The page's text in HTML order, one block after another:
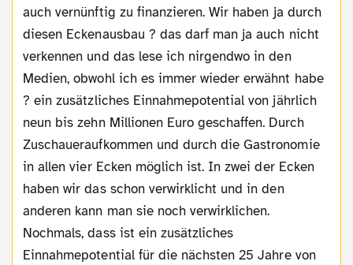
auch vernünftig zu finanzieren. Wir haben ja durch
diesen Eckenausbau ? das darf man ja auch nicht
verkennen und das lese ich nirgendwo in den
Medien, obwohl ich es immer wieder erwähnt habe
? ein zusätzliches Einnahmepotential von jährlich
neun bis zehn Millionen Euro geschaffen. Durch
Zuschaueraufkommen und durch die Gastronomie
in allen vier Ecken möglich ist. In zwei der Ecken
haben wir das schon verwirklicht und in den
anderen kann man sie noch verwirklichen.
Nochmals, dass ist ein zusätzliches
Einnahmepotential für die nächsten 25 Jahre von